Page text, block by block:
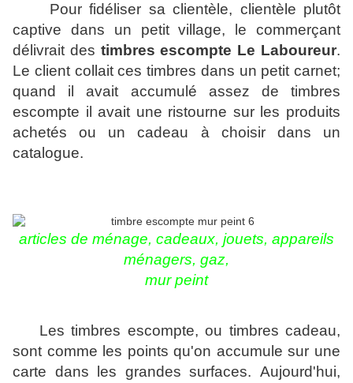
Pour fidéliser sa clientèle, clientèle plutôt
captive dans un petit village, le commerçant
délivrait des timbres escompte Le Laboureur.
Le client collait ces timbres dans un petit carnet;
quand il avait accumulé assez de timbres
escompte il avait une ristourne sur les produits
achetés ou un cadeau à choisir dans un
catalogue.
articles de ménage, cadeaux, jouets, appareils
ménagers, gaz,
mur peint
Les timbres escompte,ou timbres cadeau,
sont comme les points qu'on accumule sur une
carte dans les grandes surfaces. Aujourd'hui,